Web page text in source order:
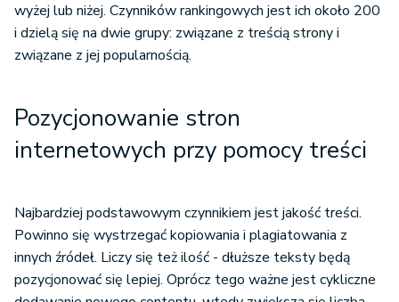
wyżej lub niżej. Czynników rankingowych jest ich około 200
i dzielą się na dwie grupy: związane z treścią strony i
związane z jej popularnością.
Pozycjonowanie stron
internetowych przy pomocy treści
Najbardziej podstawowym czynnikiem jest jakość treści.
Powinno się wystrzegać kopiowania i plagiatowania z
innych źródeł. Liczy się też ilość - dłuższe teksty będą
pozycjonować się lepiej. Oprócz tego ważne jest cykliczne